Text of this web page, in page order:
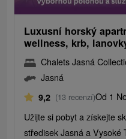
Luxusní horský
wellness, krb,
Chalets Jasná
Jasná
9,2 (13 recenzí)Od 1
Užijte si pobyt a získejte
středisek Jasná a Vysoké